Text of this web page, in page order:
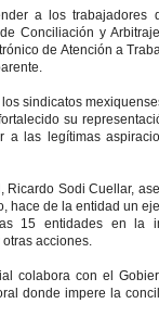
a los trabajadores
Conciliación y
de Atención a
sindicatos
su
a las legítimas
Sodi Cuellar,
hace de la entidad un
15 entidades en la
acciones.
colabora con el
donde impere la